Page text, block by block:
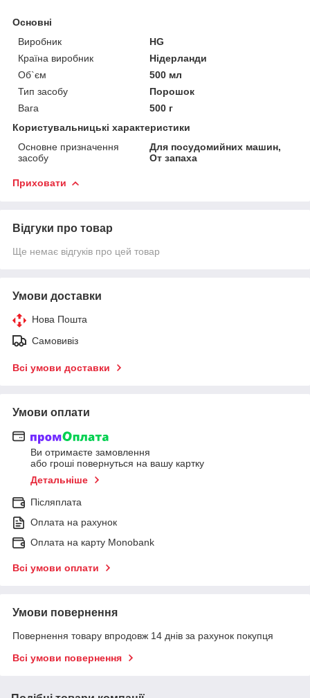
Основні
Виробник
HG
Країна виробник
Нідерланди
Об`єм
500 мл
Тип засобу
Порошок
Вага
500 г
Користувальницькі характеристики
Основне призначення
засобу
Для посудомийних машин,
От запаха
Приховати
Відгуки про товар
Ще немає відгуків про цей товар
Умови доставки
Нова Пошта
Самовивіз
Всі умови доставки
Умови оплати
Ви отримаєте замовлення
або гроші повернуться на вашу картку
Детальніше
Післяплата
Оплата на рахунок
Оплата на карту Monobank
Всі умови оплати
Умови повернення
Повернення товару впродовж 14 днів за рахунок покупця
Всі умови повернення